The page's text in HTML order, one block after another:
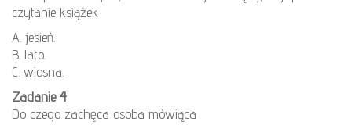
czytanie książek
A. jesień.
B. lato.
C. wiosna.
Zadanie 4
Do czego zachęca osoba mówiąca